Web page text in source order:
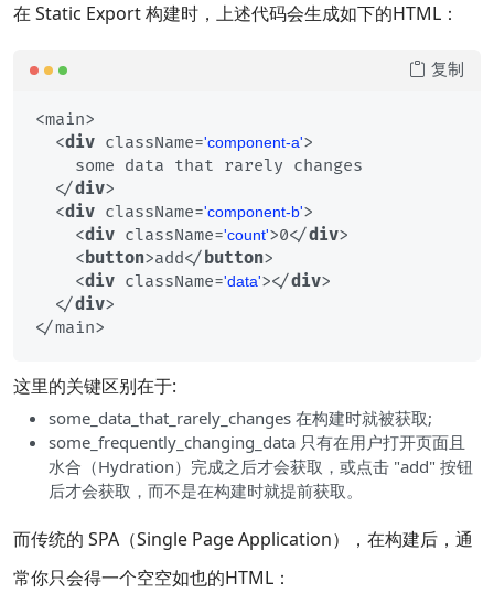
在 Static Export 构建时，上述代码会生成如下的HTML：
<main>
<div className='component-a'>
</div>
<div className='component-b'>
<div className='count'>0</div>
<button>add</button>
<div className='data'></div>
</div>
复制
这里的关键区别在于:
some_data_that_rarely_changes 在构建时就被获取;
some_frequently_changing_data 只有在用户打开页面且
水合（Hydration）完成之后才会获取，或点击 "add" 按钮
后才会获取，而不是在构建时就提前获取。
而传统的 SPA（Single Page Application），在构建后，通
常你只会得一个空空如也的HTML：